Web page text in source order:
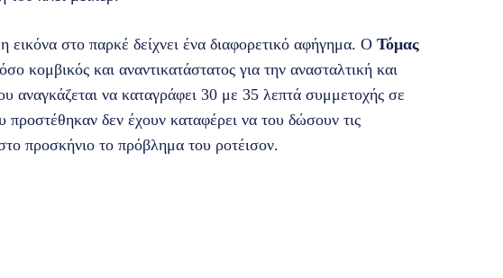
εικόνα στο παρκέ δείχνει ένα διαφορετικό αφήγημα. Ο Τόμας
κομβικός και αναντικατάστατος για την ανασταλτική και
αναγκάζεται να καταγράφει 30 με 35 λεπτά συμμετοχής σε
προστέθηκαν δεν έχουν καταφέρει να του δώσουν τις
προσκήνιο το πρόβλημα του ροτέισον.